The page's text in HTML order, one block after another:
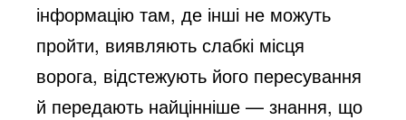
o
інформацію там, де інші не можуть
пройти, виявляють слабкі місця
ворога, відстежують його пересування
й передають найцінніше — знання, що